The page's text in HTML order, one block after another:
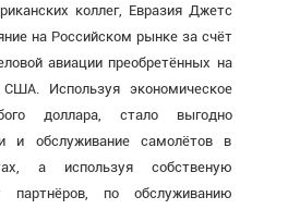
коллег, Евразия Джетс
на Российском рынке за счёт
авиации преобретённых на
Используя экономическое
доллара, стало выгодно
и обслуживание самолётов в
а используя собственую
партнёров, по обслуживанию